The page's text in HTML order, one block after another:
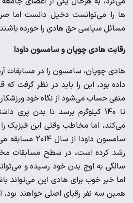
ها را می‌توانست دخیل دانست اما
مسائل سیاسی حق هادی را خورده باشند
رقابت هادی چوپان و سامسون داودا
هادی چوپان، سامسون را در مسابقات
داده بود، این را باید در نظر گرفت که
تا 140 کیلوگرم برسد تا بدن
می‌کند، اما مخاطب وقتی این فیزیک
سامسون داودا
سالگی به اوج بدن خود رسیده و
همین سه نفر رقبای اصلی خواهند بود،